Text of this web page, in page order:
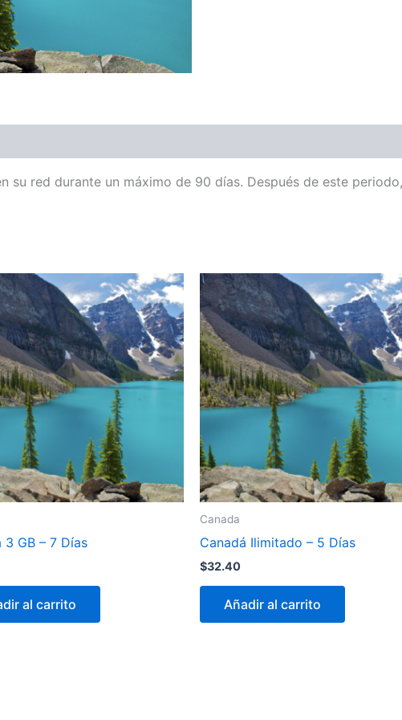
su red durante un máximo de 90 días. Después de este
3 GB – 7 Días
al carrito
Canada
Canadá Ilimitado – 5 Días
$32.40
Añadir al carrito